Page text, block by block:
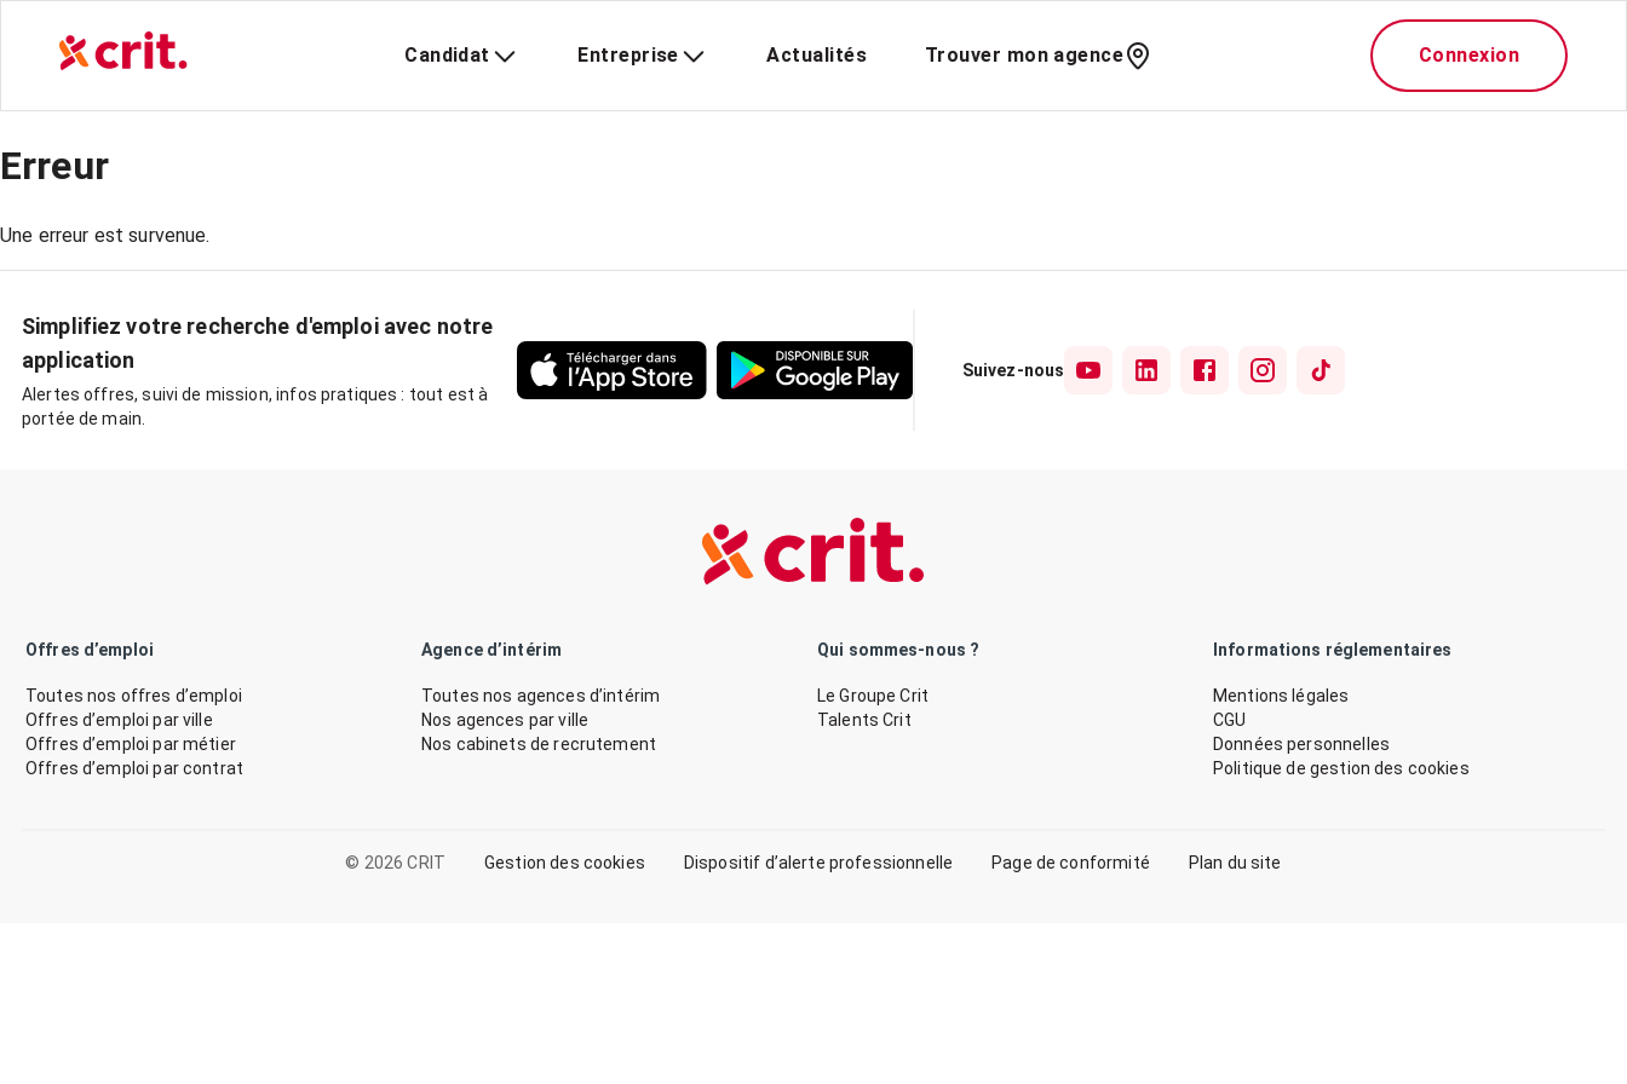
Candidat Entreprise Actualités Trouver mon agence Connexion
Erreur
Une erreur est survenue.
Simplifiez votre recherche d'emploi avec notre
application
Alertes offres, suivi de mission, infos pratiques : tout est à
portée de main.
Suivez-nous
Offres d’emploi
Toutes nos offres d’emploi
Offres d’emploi par ville
Offres d’emploi par métier
Offres d’emploi par contrat
Agence d’intérim
Toutes nos agences d’intérim
Nos agences par ville
Nos cabinets de recrutement
Qui sommes-nous ?
Le Groupe Crit
Talents Crit
Informations réglementaires
Mentions légales
CGU
Données personnelles
Politique de gestion des cookies
© 2026 CRIT Gestion des cookies Dispositif d’alerte professionnelle Page de conformité Plan du site